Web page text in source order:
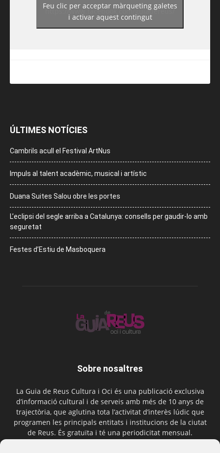
https://www.facebook.com/guiadereus/
Feu clic per acceptar màrqueting galetes
i activar aquest contingut
ÚLTIMES NOTÍCIES
Cambrils acull el Festival ArtNus
Impuls al talent acadèmic, musical i artístic
Duana Suites Salou obre les portes
L’eclipsi del segle arriba a Catalunya: consells per gaudir-lo amb
seguretat
Festes d’Estiu de Masboquera
Sobre nosaltres
La Guia de Reus Cultura i Oci és una publicació exclusiva
d’informació cultural i de serveis amb més de 10 anys de
trajectòria, que aglutina tota l’activitat d’interès lúdic que
programen les principals entitats i institucions de la ciutat
de Reus. És gratuïta i té una periodicitat mensual.